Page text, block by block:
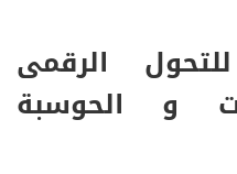
الرقمى
و الحوسبة